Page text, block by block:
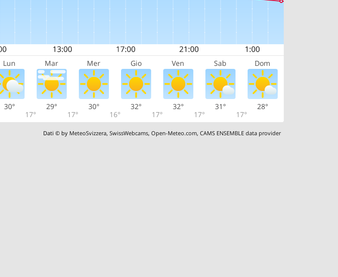
Lun Mar Mer Gio Ven Sab Dom
30°
17°
29°
17°
30°
16°
32°
17°
32°
17°
31°
17°
28°
Dati © by MeteoSvizzera,SwissWebcams,Open-Meteo.com,CAMS ENSEMBLE data provider